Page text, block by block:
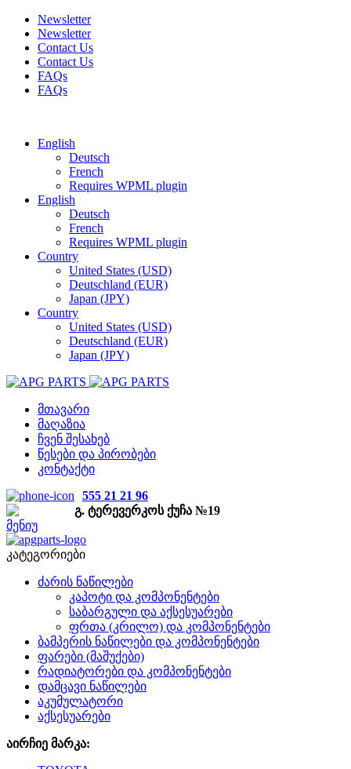
Newsletter
Newsletter
Contact Us
Contact Us
FAQs
FAQs
English
Deutsch
French
Requires WPML plugin
English
Deutsch
French
Requires WPML plugin
Country
United States (USD)
Deutschland (EUR)
Japan (JPY)
Country
United States (USD)
Deutschland (EUR)
Japan (JPY)
მთავარი
მაღაზია
ჩვენ შესახებ
წესები და პირობები
კონტაქტი
555 21 21 96
გ. ტერევერკოს ქუჩა №19
მენიუ
კატეგორიები
ძარის ნაწილები
კაპოტი და კომპონენტები
საბარგული და აქსესუარები
ფრთა (კრილო) და კომპონენტები
ბამპერის ნაწილები და კომპონენტები
ფარები (მაშუქები)
რადიატორები და კომპონენტები
დამცავი ნაწილები
აკუმულატორი
აქსესუარები
აირჩიე მარკა: